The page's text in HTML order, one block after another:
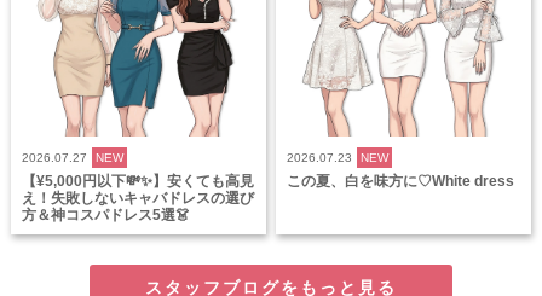
2026.07.27 NEW
【¥5,000円以下💸✨】安くても高見
え！失敗しないキャバドレスの選び
方＆神コスパドレス5選👗
2026.07.23 NEW
この夏、白を味方に♡White dress
スタッフブログをもっと見る